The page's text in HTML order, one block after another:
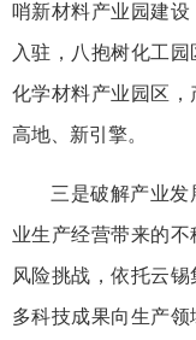
哨新材料产业园建
入驻，八抱树化工
化学材料产业园区
高地、新引擎。
三是破解产业
业生产经营带来的
风险挑战，依托云
多科技成果向生产